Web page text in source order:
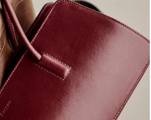
new Pollini Lady Bag is ...